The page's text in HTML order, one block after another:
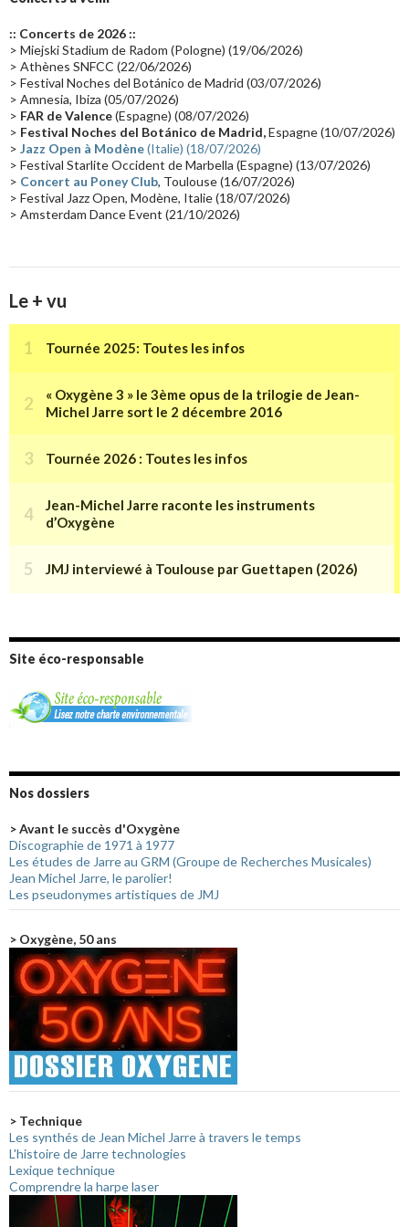
Passages radio Vidéo Jarrecast (16) Synthé 80's
Les concerts en Chine(16) Cinéma
Synthé Roland(15) Belgique(15)
(14) Astronomie (14)
Tournée 2025(14) 2024(14) Chine(13)
:: Concerts de 2026 ::
> Miejski Stadium de Radom (Pologne) (19/06/2026)
> Athènes SNFCC (22/06/2026)
> Festival Noches del Botánico de Madrid (03/07/2026)
> Amnesia, Ibiza (05/07/2026)
> FAR de Valence(Espagne) (08/07/2026)
> Festival Noches del Botánico de Madrid,Espagne (10/07/2026)
> Jazz Open à Modène(Italie) (18/07/2026)
> Festival Starlite Occident de Marbella (Espagne) (13/07/2026)
> Concert au Poney Club, Toulouse (16/07/2026)
> Festival Jazz Open, Modène, Italie (18/07/2026)
> Amsterdam Dance Event (21/10/2026)
Le + vu
Site éco-responsable
Nos dossiers
> Avant le succès d'Oxygène
Discographie de 1971 à 1977
Les études de Jarre au GRM (Groupe de Recherches Musicales)
Jean Michel Jarre, le parolier!
Les pseudonymes artistiques de JMJ
> Oxygène, 50 ans
> Technique
Les synthés de Jean Michel Jarre à travers le temps
L'histoire de Jarre technologies
Lexique technique
Comprendre la harpe laser